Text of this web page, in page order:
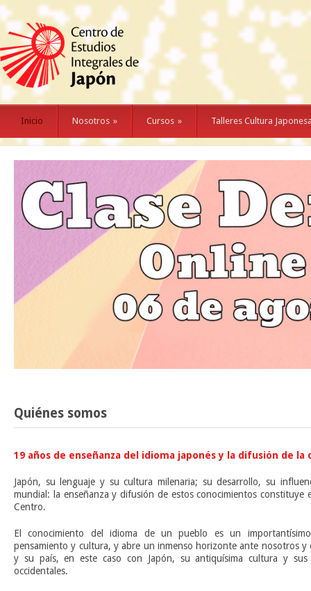
Inicio Nosotros » Cursos » Talleres Cultura
Quiénes somos
19 años de enseñanza del idioma japonés y la difusión de la
Japón, su lenguaje y su cultura milenaria; su desarrollo, su
mundial: la enseñanza y difusión de estos conocimientos
Centro.
El conocimiento del idioma de un pueblo es un
pensamiento y cultura, y abre un inmenso horizonte ante nosotros y
y su país, en este caso con Japón, su antiquísima cultura y
occidentales.